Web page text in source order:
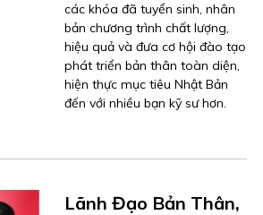
các khóa đã tuyển sinh, nhân
bản chương trình chất lượng,
hiệu quả và đưa cơ hội đào tạo
phát triển bản thân toàn diện,
hiện thực mục tiêu Nhật Bản
đến với nhiều bạn kỹ sư hơn.
Lãnh Đạo Bản Thân,